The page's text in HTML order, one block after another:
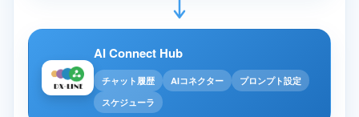
AI Connect Hub
チャット履歴 AIコネクター
プロンプト設定
スケジューラ